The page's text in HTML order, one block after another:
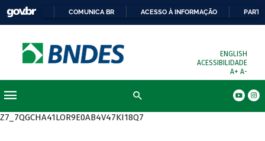
COMUNICA BR ACESSO À INFORMAÇÃO
ENGLISH
ACESSIBILIDADE
A+ A-
Z7_7QGCHA41LOR9E0AB4V47KI18Q7